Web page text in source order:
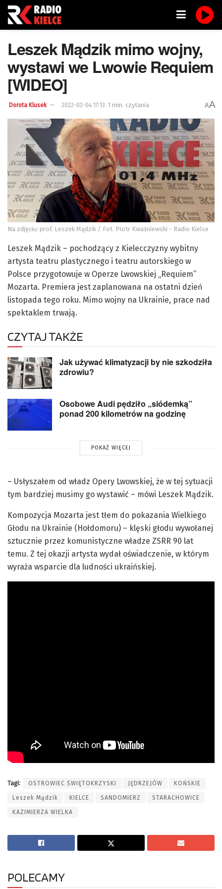
Leszek Mądzik mimo wojny,
wystawi we Lwowie Requiem
[WIDEO]
Dorota Klusek 2022-03-04 17:13 1 min. czytania AA
Na zdjęciu: prof. Leszek Mądzik / Fot. Piotr Kwaśniewski - Radio Kielce
Leszek Mądzik – pochodzący z Kielecczyzny wybitny
artysta teatru plastycznego i teatru autorskiego w
Polsce przygotowuje w Operze Lwowskiej „Requiem”
Mozarta. Premiera jest zaplanowana na ostatni dzień
listopada tego roku. Mimo wojny na Ukrainie, prace nad
spektaklem trwają.
CZYTAJ TAKŻE
Jak używać klimatyzacji by nie szkodziła
zdrowiu?
Osobowe Audi pędziło „siódemką”
ponad 200 kilometrów na godzinę
POKAŻ WIĘCEJ
– Usłyszałem od władz Opery Lwowskiej, że w tej sytuacji
tym bardziej musimy go wystawić – mówi Leszek Mądzik.
Kompozycja Mozarta jest tłem do pokazania Wielkiego
Głodu na Ukrainie (Hołdomoru) – klęski głodu wywołanej
sztucznie przez komunistyczne władze ZSRR 90 lat
temu. Z tej okazji artysta wydał oświadczenie, w którym
wyraża wsparcie dla ludności ukraińskiej.
Tagi: OSTROWIEC ŚWIĘTOKRZYSKI JĘDRZEJÓW KOŃSKIE
Leszek Mądzik KIELCE SANDOMIERZ STARACHOWICE
KAZIMIERZA WIELKA
POLECAMY